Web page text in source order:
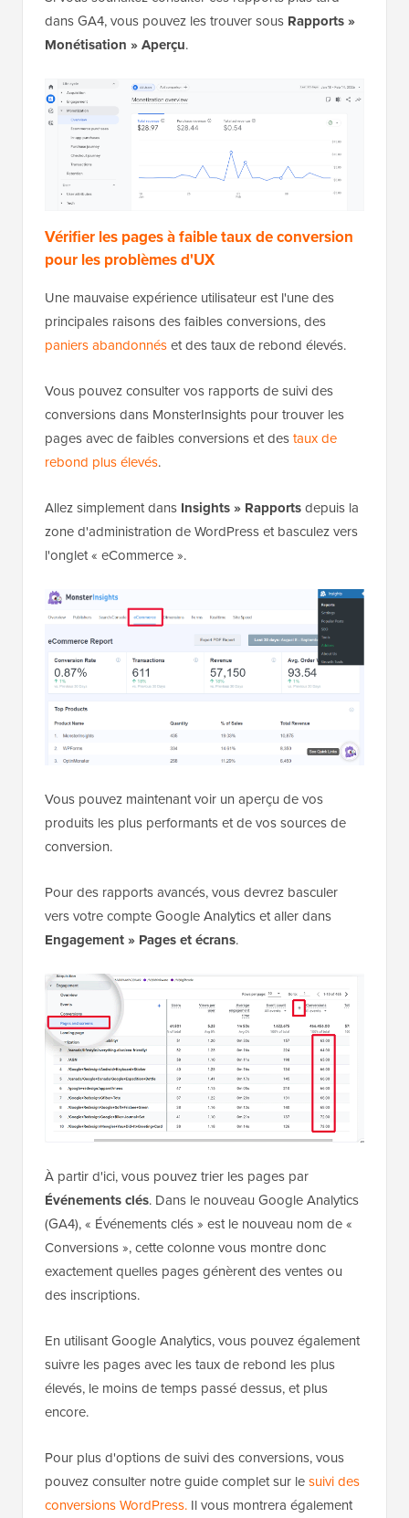
dans GA4, vous pouvez les trouver sous Rapports »
Monétisation » Aperçu.
Vérifier les pages à faible taux de conversion
pour les problèmes d'UX
Une mauvaise expérience utilisateur est l'une des
principales raisons des faibles conversions, des
paniers abandonnéset des taux de rebond élevés.
Vous pouvez consulter vos rapports de suivi des
conversions dans MonsterInsights pour trouver les
pages avec de faibles conversions et destaux de
rebond plus élevés.
Allez simplement dans Insights » Rapportsdepuis la
zone d'administration de WordPress et basculez vers
l'onglet « eCommerce ».
Vous pouvez maintenant voir un aperçu de vos
produits les plus performants et de vos sources de
conversion.
Pour des rapports avancés, vous devrez basculer
vers votre compte Google Analytics et aller dans
Engagement » Pages et écrans.
À partir d'ici, vous pouvez trier les pages par
Événements clés. Dans le nouveau Google Analytics
(GA4), « Événements clés » est le nouveau nom de «
Conversions », cette colonne vous montre donc
exactement quelles pages génèrent des ventes ou
des inscriptions.
En utilisant Google Analytics, vous pouvez également
suivre les pages avec les taux de rebond les plus
élevés, le moins de temps passé dessus, et plus
encore.
Pour plus d'options de suivi des conversions, vous
pouvez consulter notre guide complet sur lesuivi des
conversions WordPress. Il vous montrera également